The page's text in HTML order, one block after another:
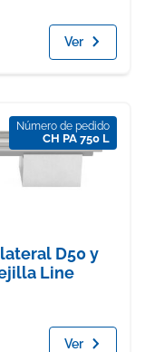
Ver
Número de pedido
CH PA 750 L
D50 y
Line
Ver